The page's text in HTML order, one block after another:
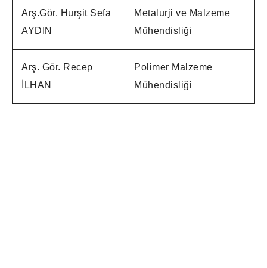
Arş.Gör. Hurşit Sefa
AYDIN
Metalurji ve Malzeme
Mühendisliği
Arş. Gör. Recep
İLHAN
Polimer Malzeme
Mühendisliği